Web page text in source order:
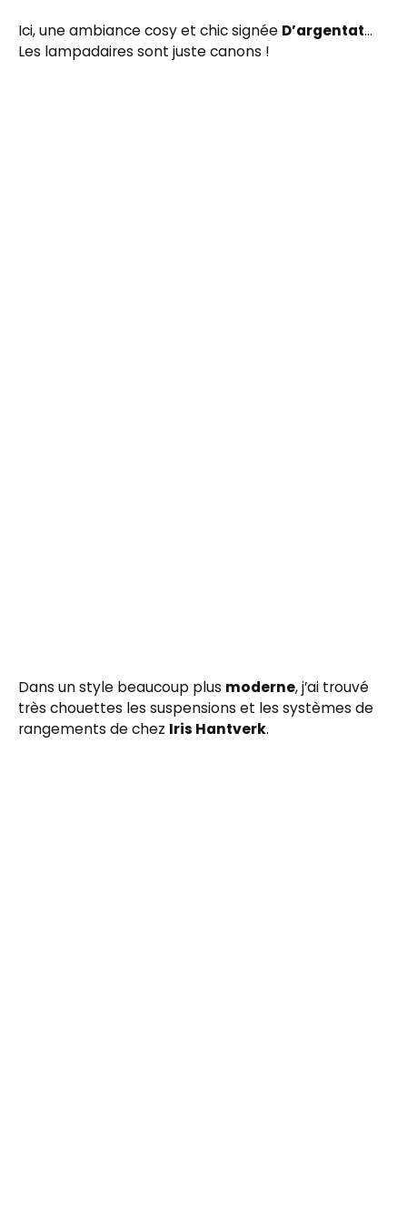
Ici, une ambiance cosy et chic signée D’argentat…
Les lampadaires sont juste canons !
Dans un style beaucoup plus moderne, j’ai trouvé
très chouettes les suspensions et les systèmes de
rangements de chez Iris Hantverk.